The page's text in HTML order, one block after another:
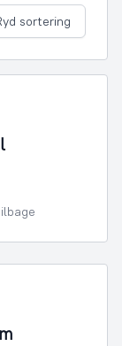
sortering